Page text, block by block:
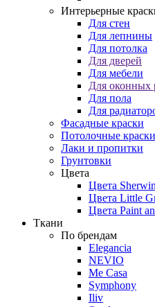
Интерьерные
Для стен
Для лепнины
Для потолка
Для дверей
Для мебели
Для оконных
Для пола
Для
Фасадные краски
Потолочные краски
Лаки и пропитки
Грунтовки
Цвета
Цвета
Цвета Little
Цвета Paint
Ткани
По брендам
Elegancia
NEVIO
Me Casa
Symphony
Iliv